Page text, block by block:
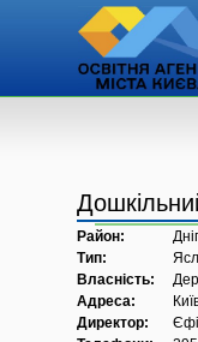
Район:
Тип:
Власність:
Адреса:
Директор: